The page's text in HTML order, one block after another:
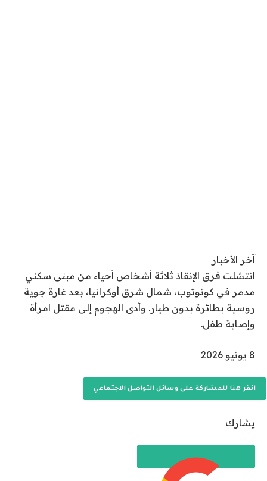
آخر الأخبار
انتشلت فرق الإنقاذ ثلاثة أشخاص أحياء من مبنى سكني
مدمر في كونوتوب، شمال شرق أوكرانيا، بعد غارة جوية
روسية بطائرة بدون طيار. وأدى الهجوم إلى مقتل امرأة
وإصابة طفل.
ت
ا
ل
ر
ب
8 يونيو 2026
انقر هنا للمشاركة على وسائل التواصل الاجتماعي
يشارك